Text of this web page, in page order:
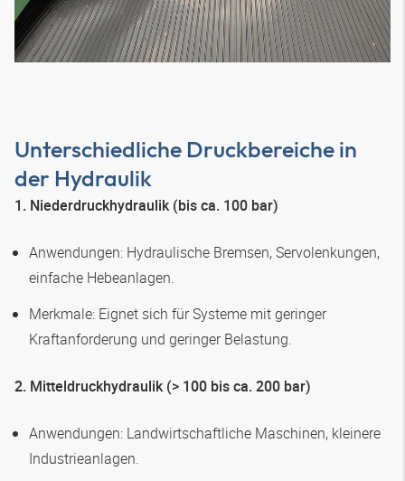
Unterschiedliche Druckbereiche in
der Hydraulik
1. Niederdruckhydraulik (bis ca. 100 bar)
Anwendungen: Hydraulische Bremsen, Servolenkungen,
einfache Hebeanlagen.
Merkmale: Eignet sich für Systeme mit geringer
Kraftanforderung und geringer Belastung.
2. Mitteldruckhydraulik (> 100 bis ca. 200 bar)
Anwendungen: Landwirtschaftliche Maschinen, kleinere
Industrieanlagen.